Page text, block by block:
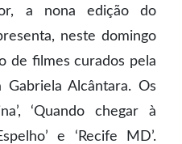
a nona edição do
neste domingo
de filmes curados pela
Gabriela Alcântara. Os
‘Quando chegar à
e ‘Recife MD’.